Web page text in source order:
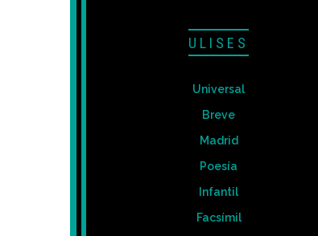
ULISES
Universal
Breve
Madrid
Poesía
Infantil
Facsímil